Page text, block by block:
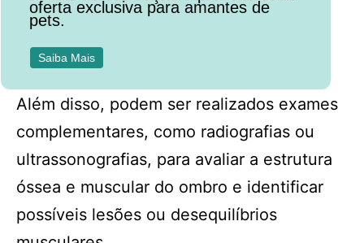
oferta exclusiva para amantes de
pets.
Saiba Mais
Além disso, podem ser realizados exames
complementares, como radiografias ou
ultrassonografias, para avaliar a estrutura
óssea e muscular do ombro e identificar
possíveis lesões ou desequilíbrios